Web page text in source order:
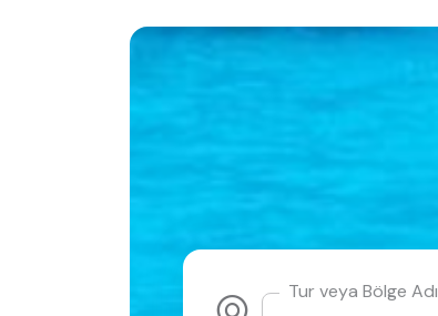
Tur veya Bölge Adı